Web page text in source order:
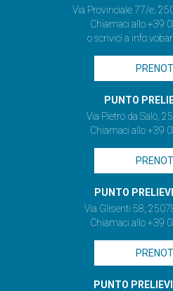
Via Provinciale 77/e,
Chiamaci allo +39
o scrivici a
PUNTO
Via Pietro da Salò,
Chiamaci allo +39
PUNTO
Via Glisenti 58,
Chiamaci allo +39
PUNTO